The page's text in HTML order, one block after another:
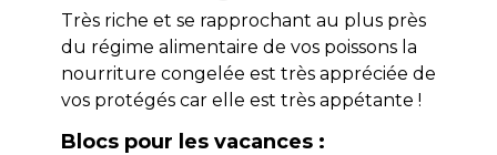
Très riche et se rapprochant au plus près
du régime alimentaire de vos poissons la
nourriture congelée est très appréciée de
vos protégés car elle est très appétante !
Blocs pour les vacances :